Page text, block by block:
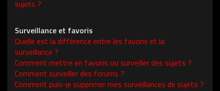
sujets ?
Surveillance et favoris
Quelle est la différence entre les favoris et la
surveillance ?
Comment mettre en favoris ou surveiller des sujets ?
Comment surveiller des forums ?
Comment puis-je supprimer mes surveillances de sujets ?